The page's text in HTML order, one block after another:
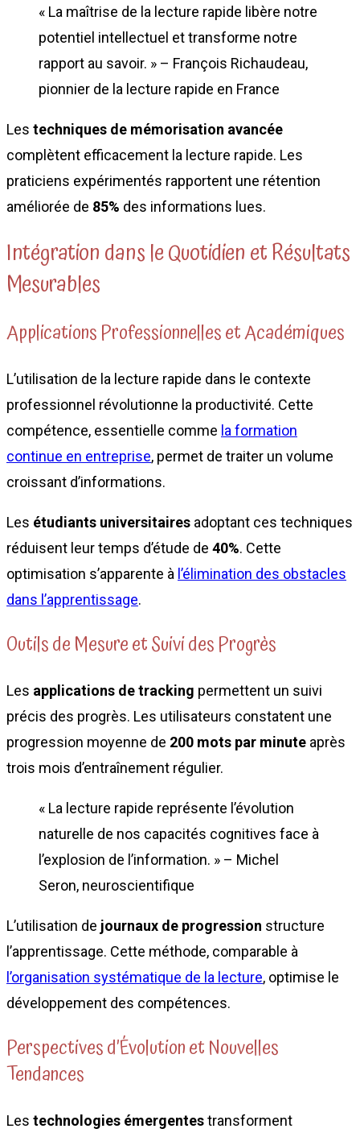
« La maîtrise de la lecture rapide libère notre
potentiel intellectuel et transforme notre
rapport au savoir. » – François Richaudeau,
pionnier de la lecture rapide en France
Les techniques de mémorisation avancée
complètent efficacement la lecture rapide. Les
praticiens expérimentés rapportent une rétention
améliorée de 85% des informations lues.
Intégration dans le Quotidien et Résultats
Mesurables
Applications Professionnelles et Académiques
L’utilisation de la lecture rapide dans le contexte
professionnel révolutionne la productivité. Cette
compétence, essentielle comme la formation
continue en entreprise, permet de traiter un volume
croissant d’informations.
Les étudiants universitaires adoptant ces techniques
réduisent leur temps d’étude de 40%. Cette
optimisation s’apparente à l’élimination des obstacles
dans l’apprentissage.
Outils de Mesure et Suivi des Progrès
Les applications de tracking permettent un suivi
précis des progrès. Les utilisateurs constatent une
progression moyenne de 200 mots par minute après
trois mois d’entraînement régulier.
« La lecture rapide représente l’évolution
naturelle de nos capacités cognitives face à
l’explosion de l’information. » – Michel
Seron, neuroscientifique
L’utilisation de journaux de progression structure
l’apprentissage. Cette méthode, comparable à
l’organisation systématique de la lecture, optimise le
développement des compétences.
Perspectives d’Évolution et Nouvelles
Tendances
Les technologies émergentestransforment